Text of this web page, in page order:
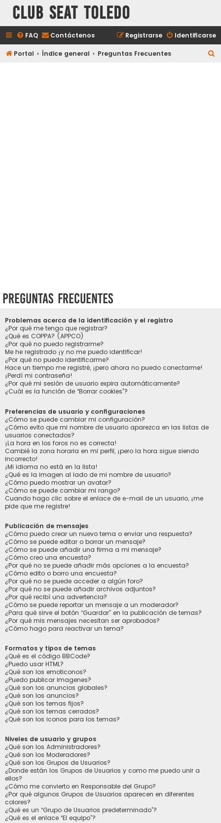
Club Seat Toledo
FAQ Contáctenos Identificarse
Registrarse
Portal Índice general Preguntas Frecuentes
Preguntas Frecuentes
Problemas acerca de la identificación y el registro
¿Por qué me tengo que registrar?
¿Qué es COPPA? (APPCO)
¿Por qué no puedo registrarme?
Me he registrado ¡y no me puedo identificar!
¿Por qué no puedo identificarme?
Hace un tiempo me registré, ¡pero ahora no puedo conectarme!
¡Perdí mi contraseña!
¿Por qué mi sesión de usuario expira automáticamente?
¿Cuál es la función de “Borrar cookies”?
Preferencias de usuario y configuraciones
¿Cómo se puede cambiar mi configuración?
¿Cómo evito que mi nombre de usuario aparezca en las listas de
usuarios conectados?
¡La hora en los foros no es correcta!
Cambié la zona horaria en mi perfil, ¡pero la hora sigue siendo
incorrecto!
¡Mi idioma no está en la lista!
¿Qué es la imagen al lado de mi nombre de usuario?
¿Cómo puedo mostrar un avatar?
¿Cómo se puede cambiar mi rango?
Cuando hago clic sobre el enlace de e-mail de un usuario, ¡me
pide que me registre!
Publicación de mensajes
¿Cómo puedo crear un nuevo tema o enviar una respuesta?
¿Cómo se puede editar o borrar un mensaje?
¿Cómo se puede añadir una firma a mi mensaje?
¿Cómo creo una encuesta?
¿Por qué no se puede añadir más opciones a la encuesta?
¿Cómo edito o borro una encuesta?
¿Por qué no se puede acceder a algún foro?
¿Por qué no se puede añadir archivos adjuntos?
¿Por qué recibí una advertencia?
¿Cómo se puede reportar un mensaje a un moderador?
¿Para qué sirve el botón “Guardar” en la publicación de temas?
¿Por qué mis mensajes necesitan ser aprobados?
¿Cómo hago para reactivar un tema?
Formatos y tipos de temas
¿Qué es el código BBCode?
¿Puedo usar HTML?
¿Qué son los emoticonos?
¿Puedo publicar imagenes?
¿Qué son los anuncios globales?
¿Qué son los anuncios?
¿Qué son los temas fijos?
¿Qué son los temas cerrados?
¿Qué son los iconos para los temas?
Niveles de usuario y grupos
¿Qué son los Administradores?
¿Qué son los Moderadores?
¿Qué son los Grupos de Usuarios?
¿Donde están los Grupos de Usuarios y como me puedo unir a
ellos?
¿Cómo me convierto en Responsable del Grupo?
¿Por qué algunos Grupos de Usuarios aparecen en diferentes
colores?
¿Qué es un “Grupo de Usuarios predeterminado”?
¿Qué es el enlace “El equipo”?